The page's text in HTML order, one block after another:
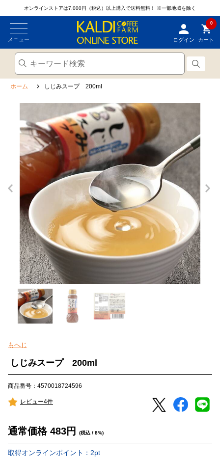
オンラインストアは7,000円（税込）以上購入で送料無料！ ※一部地域を除く
メニュー ログイン
0
カート
ホーム しじみスープ 200ml
もへじ
しじみスープ 200ml
商品番号：4570018724596
レビュー4件
通常価格 483円 (税込 / 8%)
取得オンラインポイント： 2pt